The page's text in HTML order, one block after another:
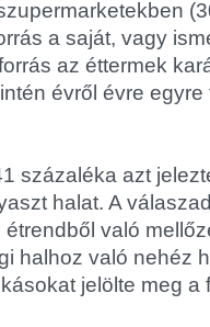
a saját, vagy
az éttermek
évről évre
százaléka azt
halat. A
való
halhoz való nehéz
jelölte meg a